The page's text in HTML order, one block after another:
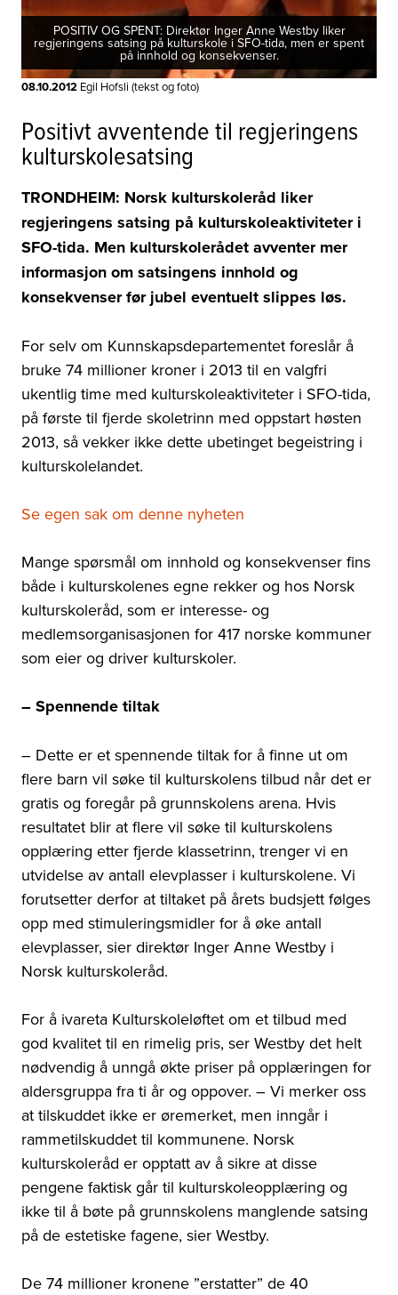
POSITIV OG SPENT: Direktør Inger Anne Westby liker
regjeringens satsing på kulturskole i SFO-tida, men er spent
på innhold og konsekvenser.
08.10.2012 Egil Hofsli (tekst og foto)
Positivt avventende til regjeringens
kulturskolesatsing
TRONDHEIM: Norsk kulturskoleråd liker
regjeringens satsing på kulturskoleaktiviteter i
SFO-tida. Men kulturskolerådet avventer mer
informasjon om satsingens innhold og
konsekvenser før jubel eventuelt slippes løs.
For selv om Kunnskapsdepartementet foreslår å
bruke 74 millioner kroner i 2013 til en valgfri
ukentlig time med kulturskoleaktiviteter i SFO-tida,
på første til fjerde skoletrinn med oppstart høsten
2013, så vekker ikke dette ubetinget begeistring i
kulturskolelandet.
Se egen sak om denne nyheten
Mange spørsmål om innhold og konsekvenser fins
både i kulturskolenes egne rekker og hos Norsk
kulturskoleråd, som er interesse- og
medlemsorganisasjonen for 417 norske kommuner
som eier og driver kulturskoler.
– Spennende tiltak
– Dette er et spennende tiltak for å finne ut om
flere barn vil søke til kulturskolens tilbud når det er
gratis og foregår på grunnskolens arena. Hvis
resultatet blir at flere vil søke til kulturskolens
opplæring etter fjerde klassetrinn, trenger vi en
utvidelse av antall elevplasser i kulturskolene. Vi
forutsetter derfor at tiltaket på årets budsjett følges
opp med stimuleringsmidler for å øke antall
elevplasser, sier direktør Inger Anne Westby i
Norsk kulturskoleråd.
For å ivareta Kulturskoleløftet om et tilbud med
god kvalitet til en rimelig pris, ser Westby det helt
nødvendig å unngå økte priser på opplæringen for
aldersgruppa fra ti år og oppover. – Vi merker oss
at tilskuddet ikke er øremerket, men inngår i
rammetilskuddet til kommunene. Norsk
kulturskoleråd er opptatt av å sikre at disse
pengene faktisk går til kulturskoleopplæring og
ikke til å bøte på grunnskolens manglende satsing
på de estetiske fagene, sier Westby.
De 74 millioner kronene ”erstatter” de 40